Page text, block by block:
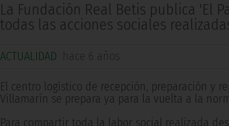
La Fundación Real Betis publica 'El
todas las acciones sociales
ACTUALIDAD hace 6 años
El centro logístico de recepción, preparación y
Villamarín se prepara ya para la vuelta a la
Para compartir toda la labor social realizada